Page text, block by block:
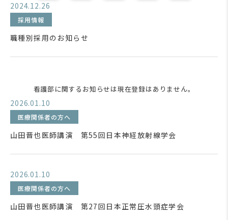
2024.12.26
採用情報
職種別採用のお知らせ
看護部に関するお知らせは現在登録はありません。
2026.01.10
医療関係者の方へ
山田晋也医師講演 第55回日本神経放射線学会
2026.01.10
医療関係者の方へ
山田晋也医師講演 第27回日本正常圧水頭症学会